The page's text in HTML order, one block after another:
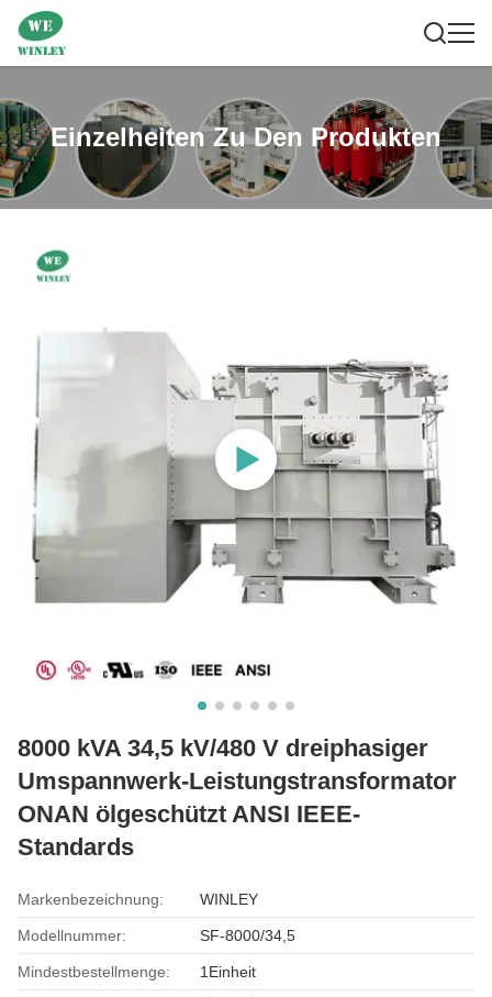
Einzelheiten Zu Den Produkten
8000 kVA 34,5 kV/480 V dreiphasiger
Umspannwerk-Leistungstransformator
ONAN ölgeschützt ANSI IEEE-
Standards
Markenbezeichnung: WINLEY
Modellnummer: SF-8000/34,5
Mindestbestellmenge: 1Einheit